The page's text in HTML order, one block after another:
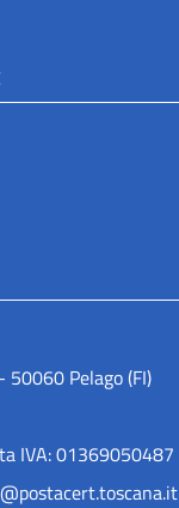
50060 Pelago (FI)
IVA: 01369050487